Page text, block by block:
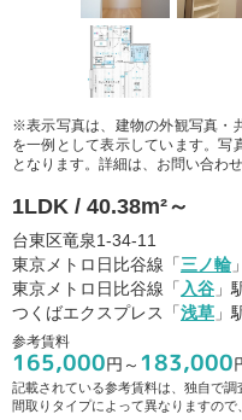
※表示写真は、建物の外観写真・
を一例として表示しています。写
となります。詳細は、お問い合わ
1LDK / 40.38m²～
台東区竜泉1-34-11
東京メトロ日比谷線「三ノ輪
東京メトロ日比谷線「 入谷 」
つくばエクスプレス「浅草 」
参考賃料
165,000円～ 183,000
記載されている参考賃料は、独自で調
間取りタイプによって異なりますので